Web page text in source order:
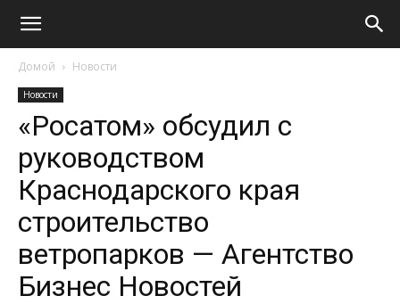
Домой Новости
Новости
«Росатом» обсудил с
руководством
Краснодарского края
строительство
ветропарков — Агентство
Бизнес Новостей